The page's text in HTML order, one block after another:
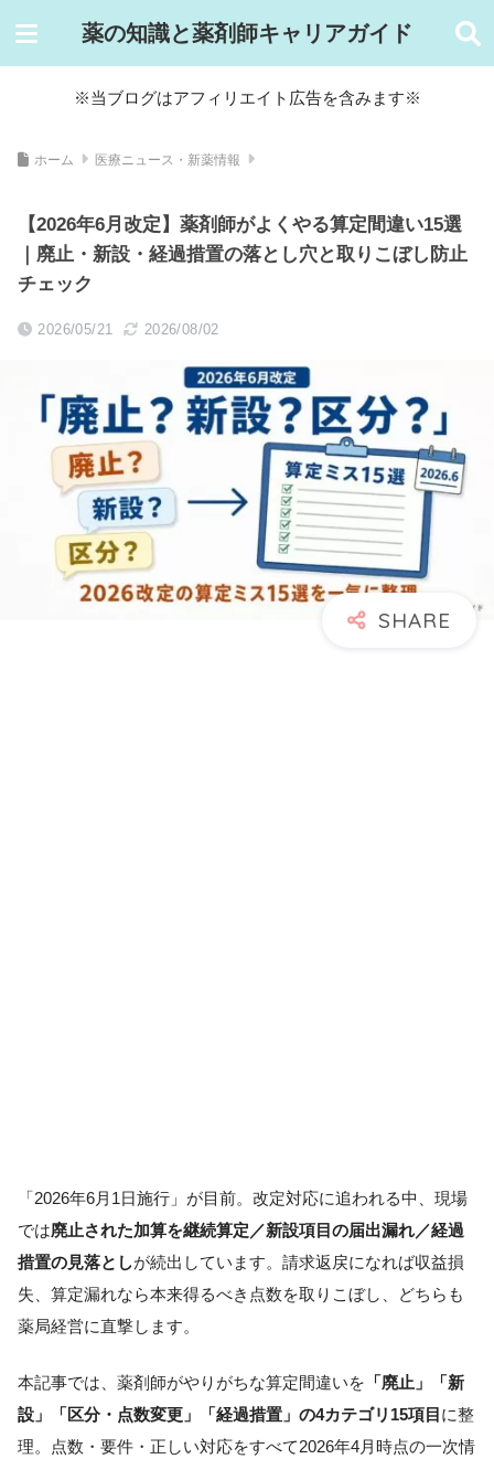
薬の知識と薬剤師キャリアガイド
※当ブログはアフィリエイト広告を含みます※
ホーム 医療ニュース・新薬情報
【2026年6月改定】薬剤師がよくやる算定間違い15選
｜廃止・新設・経過措置の落とし穴と取りこぼし防止
チェック
2026/05/21 2026/08/02
「2026年6月1日施行」が目前。改定対応に追われる中、現場
では廃止された加算を継続算定／新設項目の届出漏れ／経過
措置の見落としが続出しています。請求返戻になれば収益損
失、算定漏れなら本来得るべき点数を取りこぼし、どちらも
薬局経営に直撃します。
本記事では、薬剤師がやりがちな算定間違いを 「廃止」「新
設」「区分・点数変更」「経過措置」の4カテゴリ15項目 に整
理。点数・要件・正しい対応をすべて2026年4月時点の一次情